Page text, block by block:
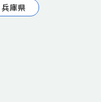
兵庫県